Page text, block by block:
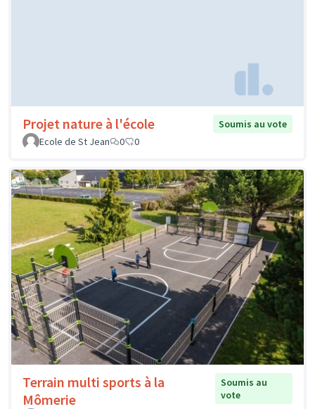
Projet nature à l'école
Soumis au vote
Ecole de St Jean
0 0
Terrain multi sports à la
Mômerie
Soumis au
vote